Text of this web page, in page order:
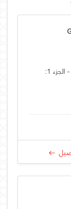
اختبارات الخصائص الكيميائية للركام - الجزء 1: